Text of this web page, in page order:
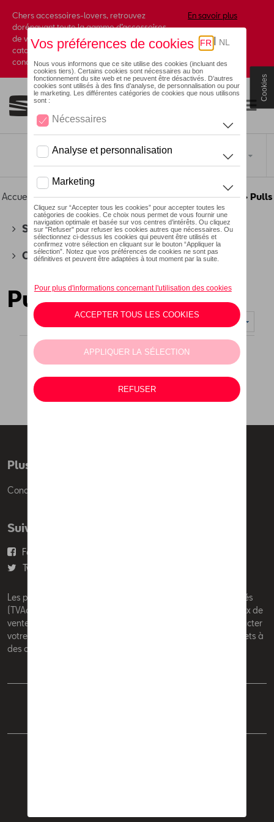
Chers accessoires-lovers, retrouvez
dorénavant toute la gamme d’accessoires
de votre marque préférée sous forme de
catalogue à commander auprès de votre
concessionaire.
En savoir plus
Accueil >Pour vous >Héritage Collection >Vêtements > Pulls
SEAT(178)
CUPRA(201)
Pulls
Plus d'informations
Conditions de vente
Suivez nous
Facebook
Twitter
Les prix affichés sur le présent site sont des prix recommandés
(TVAc), hors éventuels frais de montage. Pour connaitre le prix de
vente actuel et les éventuels frais de montage, veuillez contacter
votre concessionnaire/agent. Les prix recommandés sont sujets à
des changements sans préavis.
Cookies